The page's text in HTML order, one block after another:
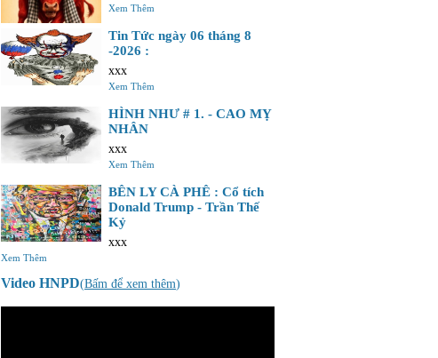
Xem Thêm
Tin Tức ngày 06 tháng 8
-2026 :
xxx
Xem Thêm
HÌNH NHƯ # 1. - CAO MỴ
NHÂN
xxx
Xem Thêm
BÊN LY CÀ PHÊ : Cổ tích
Donald Trump - Trần Thế
Kỷ
xxx
Xem Thêm
Video HNPD(Bấm để xem thêm)